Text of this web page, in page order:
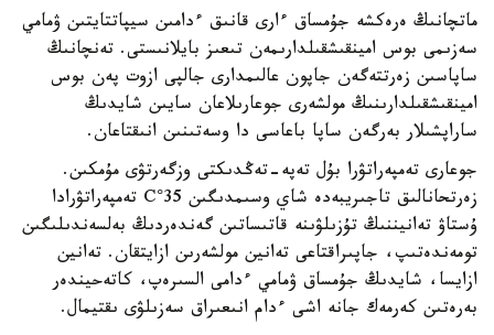
ماتچانىڭ ەرەكشە جۇمساق ءارى قانىق ءدامىن سيپاتتايتىن ۋمامي
سەزىمى بوس امينقىشقىلدارىمەن تىعىز بايلانىستى. تەنچانىڭ
ساپاسىن زەرتتەگەن جاپون عالىمدارى جالپى ازوت پەن بوس
امينقىشقىلدارىنىڭ مولشەرى جوعارىلاعان سايىن شايدىڭ
ساراپشىلار بەرگەن ساپا باعاسى دا وسەتىنىن انىقتاعان.
جوعارى تەمپەراتۋرا بۇل تەپە-تەڭدىكتى وزگەرتۋى مۇمكىن.
زەرتحانالىق تاجىريبەدە شاي وسىمدىگىن 35°C تەمپەراتۋرادا
ۇستاۋ تەانيننىڭ تۇزىلۋىنە قاتىساتىن گەندەردىڭ بەلسەندىلىگىن
تومەندەتىپ، جاپىراقتاعى تەانين مولشەرىن ازايتقان. تەانين
ازايسا، شايدىڭ جۇمساق ۋمامي ءدامى السىرەپ، كاتەحيندەر
بەرەتىن كەرمەك جانە اشى ءدام انىعىراق سەزىلۋى ىقتيمال.